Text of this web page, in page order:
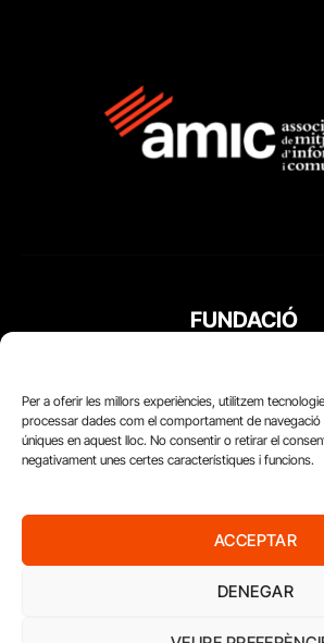
Per a oferir les millors experiències, utilitzem
processar dades com el comportament de navegació
úniques en aquest lloc. No consentir o retirar el
negativament unes certes característiques i funcions.
ACCEPTAR
DENEGAR
FUNDACIÓ